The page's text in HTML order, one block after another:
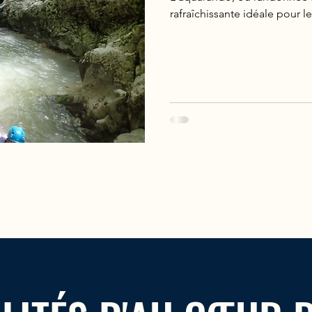
rafraîchissante idéale pour